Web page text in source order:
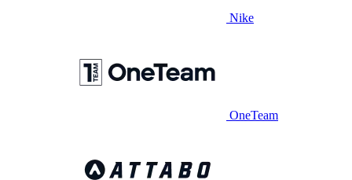
Nike
OneTeam